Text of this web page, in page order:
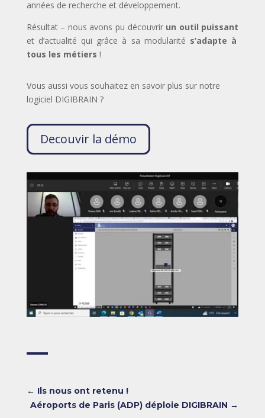
années de recherche et développement.
Résultat – nous avons pu découvrir un outil puissant
et d’actualité qui grâce à sa modularité s’adapte à
tous les métiers !
Vous aussi vous souhaitez en savoir plus sur notre
logiciel DIGIBRAIN ?
Decouvir la démo
← Ils nous ont retenu !
Aéroports de Paris (ADP) déploie DIGIBRAIN →